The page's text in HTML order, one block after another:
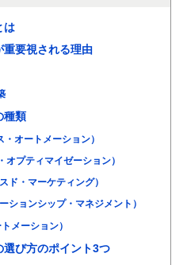
は
重要視される理由
種類
オートメーション）
オプティマイゼーション）
ド・マーケティング）
ションシップ・マネジメント）
メーション）
選び方のポイント3つ